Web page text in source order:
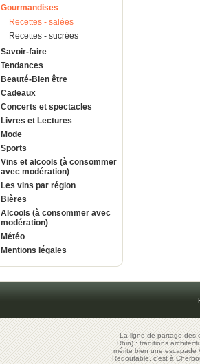
Gourmandises
Recettes - salées
Recettes - sucrées
Savoir-faire
Tendances
Beauté-Bien être
Cadeaux
Concerts et spectacles
Livres et Lectures
Mode
Sports
Vins et alcools (à consommer
avec modération)
Les vins par région
Bières
Alcools (à consommer avec
modération)
Météo
Mentions légales
La ligne de partage des
Rhin) : traditions
mérite bien une escapade
Redoutable, c'est à